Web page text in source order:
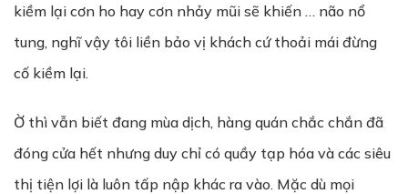
kiềm lại cơn ho hay cơn nhảy mũi sẽ khiến … não nổ
tung, nghĩ vậy tôi liền bảo vị khách cứ thoải mái đừng
cố kiềm lại.
Ờ thì vẫn biết đang mùa dịch, hàng quán chắc chắn đã
đóng cửa hết nhưng duy chỉ có quầy tạp hóa và các siêu
thị tiện lợi là luôn tấp nập khác ra vào. Mặc dù mọi